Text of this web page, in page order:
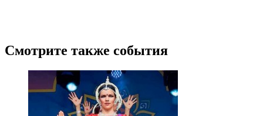
Смотрите также события